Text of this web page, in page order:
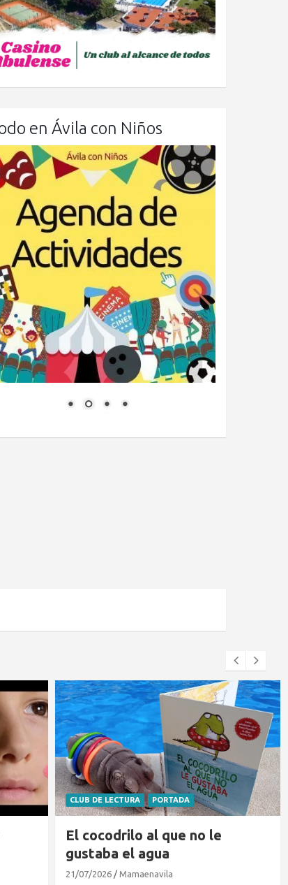
en Ávila con Niños
BLOG PORTADA
Dónde ver el eclipse en Ávila
07/08/2026 Mamaenavila